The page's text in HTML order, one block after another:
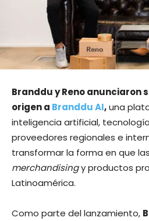
Branddu y Reno anunciaron
origen a Branddu AI,una
inteligencia artificial,
proveedores regionales e
transformar la forma en que
merchandisingy productos
Latinoamérica.
Como parte del lanzamiento,